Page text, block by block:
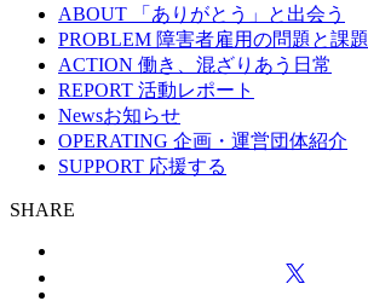
ABOUT
「ありがとう」と出会う
PROBLEM 障害者雇用の問題と課題
ACTION 働き、混ざりあう日常
REPORT 活動レポート
Newsお知らせ
OPERATING 企画・運営団体紹介
SUPPORT 応援する
SHARE